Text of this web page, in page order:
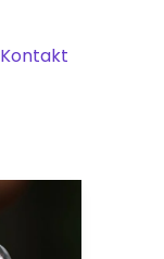
Kontakt